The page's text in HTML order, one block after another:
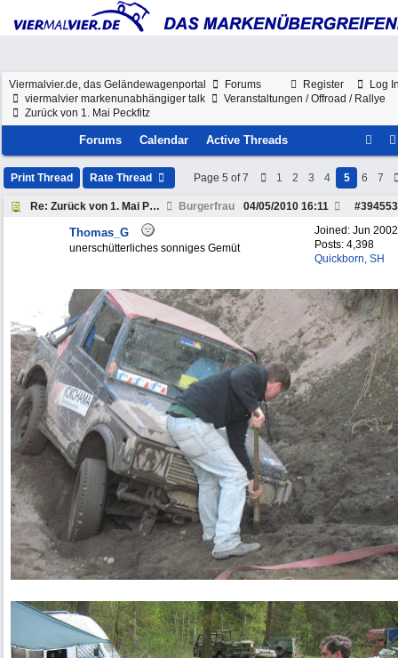
Register Log
Viermalvier.de, das Geländewagenportal
Forums
viermalvier markenunabhängiger talk
Veranstaltungen / Offroad / Rallye
Zurück von 1. Mai Peckfitz
Forums Calendar Active Threads
Print Thread Rate Thread Page 5 of 7 1 2 3 4 5 6 7
Re: Zurück von 1. Mai Peckfitz Burgerfrau #394553
04/05/2010 16:11
Joined: Jun 2002
Posts: 4,398
Quickborn, SH
Thomas_G
unerschütterliches sonniges Gemüt